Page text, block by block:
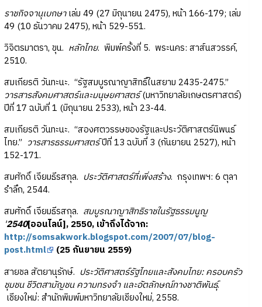
ราชกิจจานุเบกษาเล่ม 49 (27 มิถุนายน 2475), หน้า 166-179; เล่ม
49 (10 ธันวาคม 2475), หน้า 529-551.
วิจิตรมาตรา, ขุน. หลักไทย. พิมพ์ครั้งที่ 5. พระนคร: สาส์นสวรรค์,
2510.
สมเกียรติ วันทะนะ. “รัฐสมบูรณาญาสิทธิ์ในสยาม 2435-2475.”
วารสารสังคมศาสตร์และมนุษยศาสตร์(มหาวิทยาลัยเกษตรศาสตร์)
ปีที่ 17 ฉบับที่ 1 (มิถุนายน 2533), หน้า 23-44.
สมเกียรติ วันทะนะ. “สองศตวรรษของรัฐและประวัติศาสตร์นิพนธ์
ไทย.” วารสารธรรมศาสตร์ปีที่ 13 ฉบับที่ 3 (กันยายน 2527), หน้า
152-171.
สมศักดิ์ เจียมธีรสกุล. ประวัติศาสตร์ที่เพิ่งสร้าง. กรุงเทพฯ: 6 ตุลา
รำลึก, 2544.
สมศักดิ์ เจียมธีรสกุล. สมบูรณาญาสิทธิราชในรัฐธรรมนูญ
'2540[ออนไลน์], 2550, เข้าถึงได้จาก:
http://somsakwork.blogspot.com/2007/07/blog-
post.html
(25 กันยายน 2559)
สายชล สัตยานุรักษ์. ประวัติศาสตร์รัฐไทยและสังคมไทย: ครอบครัว
ชุมชน ชีวิตสามัญชน ความทรงจำ และอัตลักษณ์ทางชาติพันธุ์.
เชียงใหม่: สำนักพิมพ์มหาวิทยาลัยเชียงใหม่, 2558.